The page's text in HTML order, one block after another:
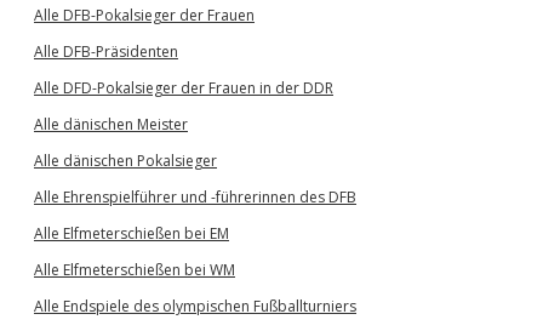
Alle DFB-Pokalsieger der Frauen
Alle DFB-Präsidenten
Alle DFD-Pokalsieger der Frauen in der DDR
Alle dänischen Meister
Alle dänischen Pokalsieger
Alle Ehrenspielführer und -führerinnen des DFB
Alle Elfmeterschießen bei EM
Alle Elfmeterschießen bei WM
Alle Endspiele des olympischen Fußballturniers